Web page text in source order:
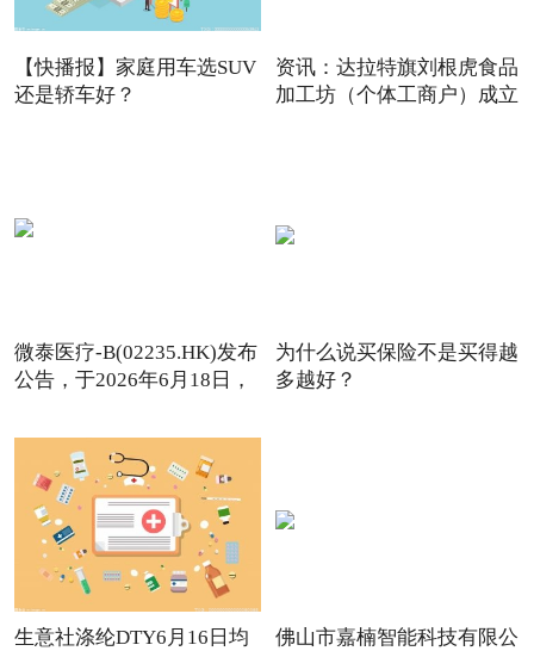
【快播报】家庭用车选SUV
还是轿车好？
资讯：达拉特旗刘根虎食品
加工坊（个体工商户）成立
微泰医疗-B(02235.HK)发布
公告，于2026年6月18日，
为什么说买保险不是买得越
多越好？
生意社涤纶DTY6月16日均
佛山市嘉楠智能科技有限公